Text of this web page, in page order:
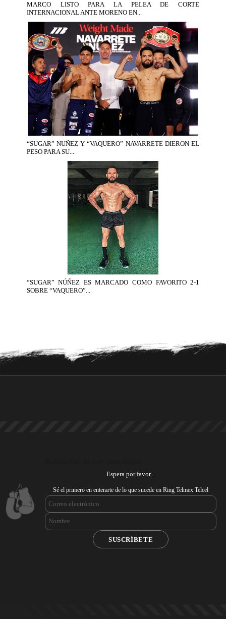
MARCO LISTO PARA LA PELEA DE CORTE
INTERNACIONAL ANTE MORENO EN...
“SUGAR” NUÑEZ Y “VAQUERO” NAVARRETE DIERON EL
PESO PARA SU...
“SUGAR” NÚÑEZ ES MARCADO COMO FAVORITO 2-1
SOBRE “VAQUERO”...
Espera por favor...
Sé el primero en enterarte de lo que sucede en Ring Telmex Telcel